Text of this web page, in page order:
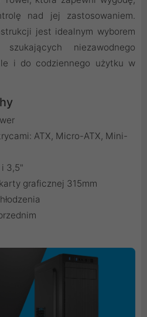
nad jej zastosowaniem.
jest idealnym wyborem
niezawodnego
i do codziennego użytku w
ATX, Micro-ATX, Mini-
3,5"
graficznej 315mm